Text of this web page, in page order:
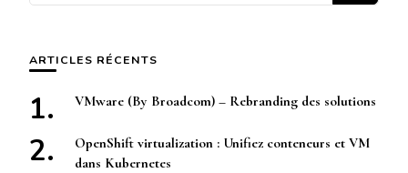
quelque
ARTICLES RÉCENTS
VMware (By Broadcom) – Rebranding des solutions
OpenShift virtualization : Unifiez conteneurs et VM
dans Kubernetes